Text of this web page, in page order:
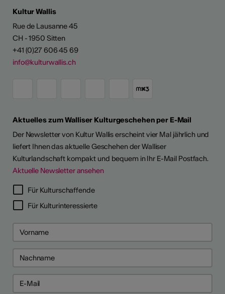
Kultur Wallis
Rue de Lausanne 45
CH - 1950 Sitten
+41 (0)27 606 45 69
info@kulturwallis.ch
Aktuelles zum Walliser Kulturgeschehen per E-Mail
Der Newsletter von Kultur Wallis erscheint vier Mal jährlich und
liefert Ihnen das aktuelle Geschehen der Walliser
Kulturlandschaft kompakt und bequem in Ihr E-Mail Postfach.
Aktuelle Newsletter ansehen
Für Kulturschaffende
Für Kulturinteressierte